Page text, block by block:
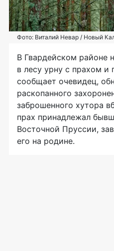
Фото: Виталий Невар / Новый
В Гвардейском районе
в лесу урну с прахом и
сообщает очевидец,
раскопанного
заброшенного хутора
прах принадлежал
Восточной Пруссии,
его на родине.